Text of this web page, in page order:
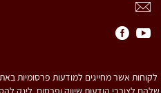
לקוחות אשר מחייגים למודעות פרסומיות